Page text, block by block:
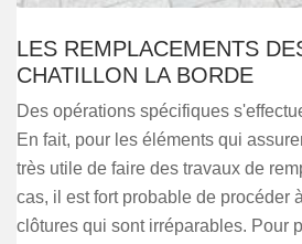
LES REMPLACEMENTS
CHATILLON LA BORDE
Des opérations spécifiques
En fait, pour les éléments qui
très utile de faire des travaux de
cas, il est fort probable de procéder
clôtures qui sont irréparables. Pour